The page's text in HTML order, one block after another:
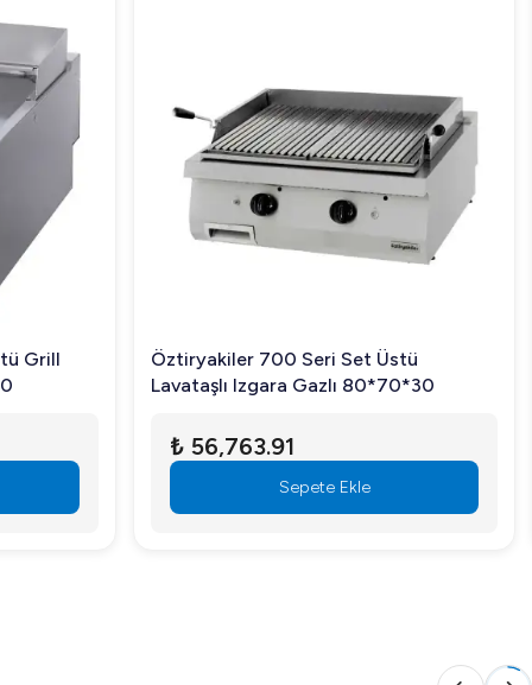
enerji tasarrufu sağlarken, profesyonel
standartlarını korumanıza yardımcı olur. Ayrıca,
verimlilik katar. Sağlam yapısı ve etkili
işletmenize değer katabilirsiniz.
Grill
Öztiryakiler 700 Seri Set Üstü
Lavataşlı Izgara Gazlı 80*70*30
₺ 56,763.91
Sepete Ekle